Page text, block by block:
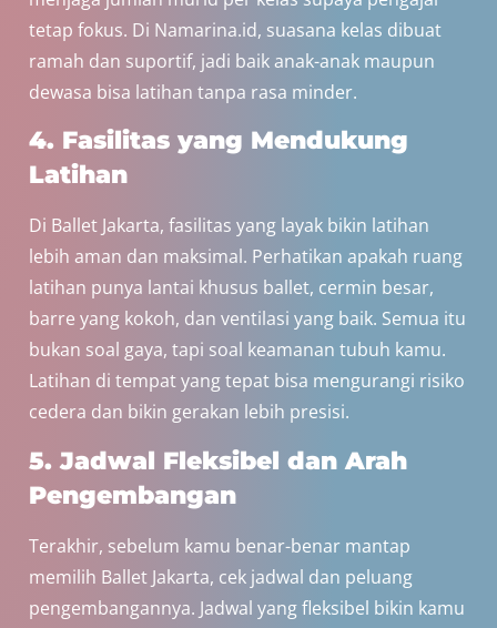
tetap fokus. Di Namarina.id, suasana kelas dibuat
ramah dan suportif, jadi baik anak-anak maupun
dewasa bisa latihan tanpa rasa minder.
4. Fasilitas yang Mendukung
Latihan
Di Ballet Jakarta, fasilitas yang layak bikin latihan
lebih aman dan maksimal. Perhatikan apakah ruang
latihan punya lantai khusus ballet, cermin besar,
barre yang kokoh, dan ventilasi yang baik. Semua itu
bukan soal gaya, tapi soal keamanan tubuh kamu.
Latihan di tempat yang tepat bisa mengurangi risiko
cedera dan bikin gerakan lebih presisi.
5. Jadwal Fleksibel dan Arah
Pengembangan
Terakhir, sebelum kamu benar-benar mantap
memilih Ballet Jakarta, cek jadwal dan peluang
pengembangannya. Jadwal yang fleksibel bikin kamu